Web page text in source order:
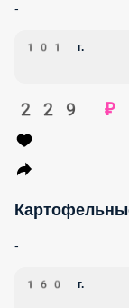
-
101 г.
229 ₽
-
160 г.